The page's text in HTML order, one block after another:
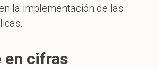
la implementación de las
en cifras